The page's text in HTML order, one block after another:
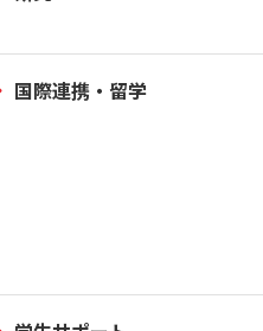
国際連携・留学